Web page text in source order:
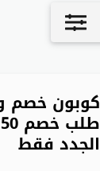
كوبون خصم
الجدد فقط